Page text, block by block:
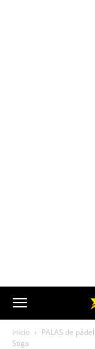
Inicio PALAS de
Stiga